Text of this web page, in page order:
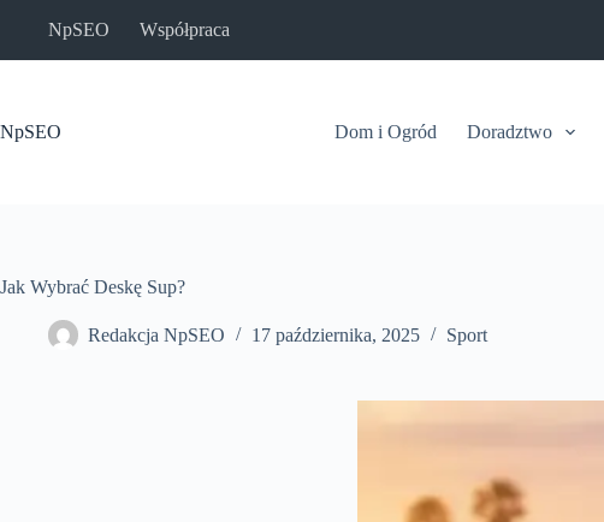
NpSEO Współpraca
NpSEO Dom i Ogród Doradztwo
Jak Wybrać Deskę Sup?
Redakcja NpSEO 17 października, 2025 Sport